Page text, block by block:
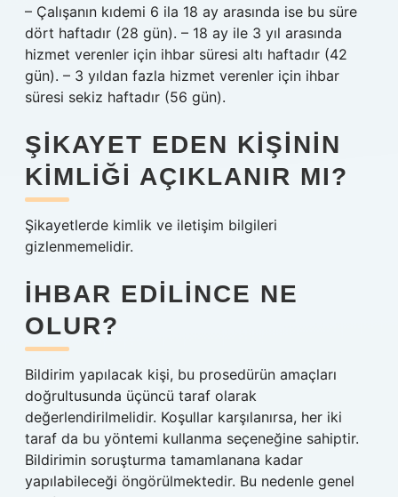
– Çalışanın kıdemi 6 ila 18 ay arasında ise bu süre
dört haftadır (28 gün). – 18 ay ile 3 yıl arasında
hizmet verenler için ihbar süresi altı haftadır (42
gün). – 3 yıldan fazla hizmet verenler için ihbar
süresi sekiz haftadır (56 gün).
ŞIKAYET EDEN KIŞININ
KIMLIĞI AÇIKLANIR MI?
Şikayetlerde kimlik ve iletişim bilgileri
gizlenmemelidir.
İHBAR EDILINCE NE
OLUR?
Bildirim yapılacak kişi, bu prosedürün amaçları
doğrultusunda üçüncü taraf olarak
değerlendirilmelidir. Koşullar karşılanırsa, her iki
taraf da bu yöntemi kullanma seçeneğine sahiptir.
Bildirimin soruşturma tamamlanana kadar
yapılabileceği öngörülmektedir. Bu nedenle genel